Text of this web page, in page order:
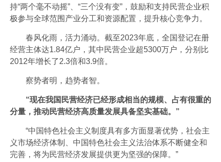
持“两个毫不动摇”、“三个没有变”，鼓励和支持民营企业积
极参与全球范围产业分工和资源配置，提升核心竞争力。
春风化雨，活力涌动。截至2023年底，全国登记在册
经营主体达1.84亿户，其中民营企业超5300万户，分别比
2012年增长了2.3倍和3.9倍。
察势者明，趋势者智。
“现在我国民营经济已经形成相当的规模、占有很重的
分量，推动民营经济高质量发展具备坚实基础。”
“中国特色社会主义制度具有多方面显著优势，社会主
义市场经济体制、中国特色社会主义法治体系不断健全和
完善，将为民营经济发展提供更为坚强的保障。”